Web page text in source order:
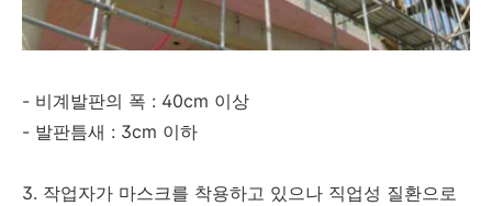
- 비계발판의 폭 : 40cm 이상
- 발판틈새 : 3cm 이하
3. 작업자가 마스크를 착용하고 있으나 직업성 질환으로